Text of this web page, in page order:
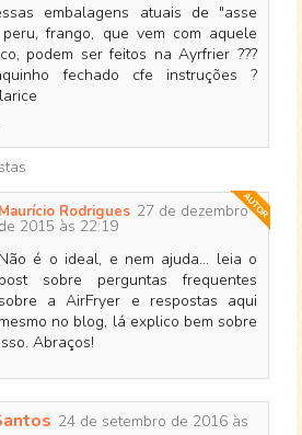
embalagens atuais de "asse
frango, que vem com aquele
podem ser feitos na Ayrfrier ???
fechado cfe instruções ?
Maurício Rodrigues 27 de dezembro
de 2015 às 22:19
Não é o ideal, e nem ajuda... leia o
post sobre perguntas frequentes
a AirFryer e respostas aqui
mesmo no blog, lá explico bem sobre
isso. Abraços!
24 de setembro de 2016 às